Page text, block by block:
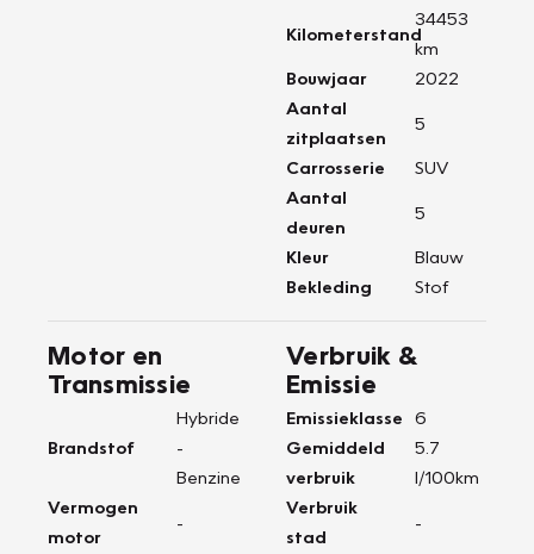
Kilometerstand
34453
km
Bouwjaar
2022
Aantal
zitplaatsen
5
Carrosserie
SUV
Aantal
deuren
5
Kleur
Blauw
Bekleding
Stof
Motor en
Transmissie
Brandstof
Hybride
-
Benzine
Vermogen
motor
-
Verbruik &
Emissie
Emissieklasse
6
Gemiddeld
verbruik
5.7
l/100km
Verbruik
stad
-